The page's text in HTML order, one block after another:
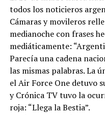
todos los noticieros
Cámaras y movileros
medianoche con frases
mediáticamente:
Parecía una cadena
las mismas palabras. La
el Air Force One detuvo
y Crónica TV tuvo la
roja: “Llega la Bestia”.